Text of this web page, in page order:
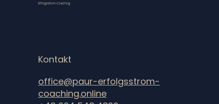
wirksam führen
Erfolgsstrom-Coaching
Kontakt
office@paur-erfolgsstrom-
coaching.online